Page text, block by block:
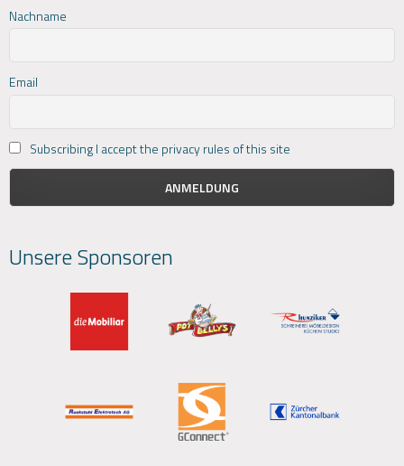
Nachname
Email
Subscribing I accept the privacy rules of this site
Unsere Sponsoren